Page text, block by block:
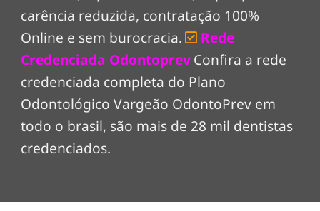
carência reduzida, contratação 100%
Online e sem burocracia.
Rede
Credenciada OdontoprevConfira a rede
credenciada completa do Plano
Odontológico Vargeão OdontoPrev em
todo o brasil, são mais de 28 mil dentistas
credenciados.